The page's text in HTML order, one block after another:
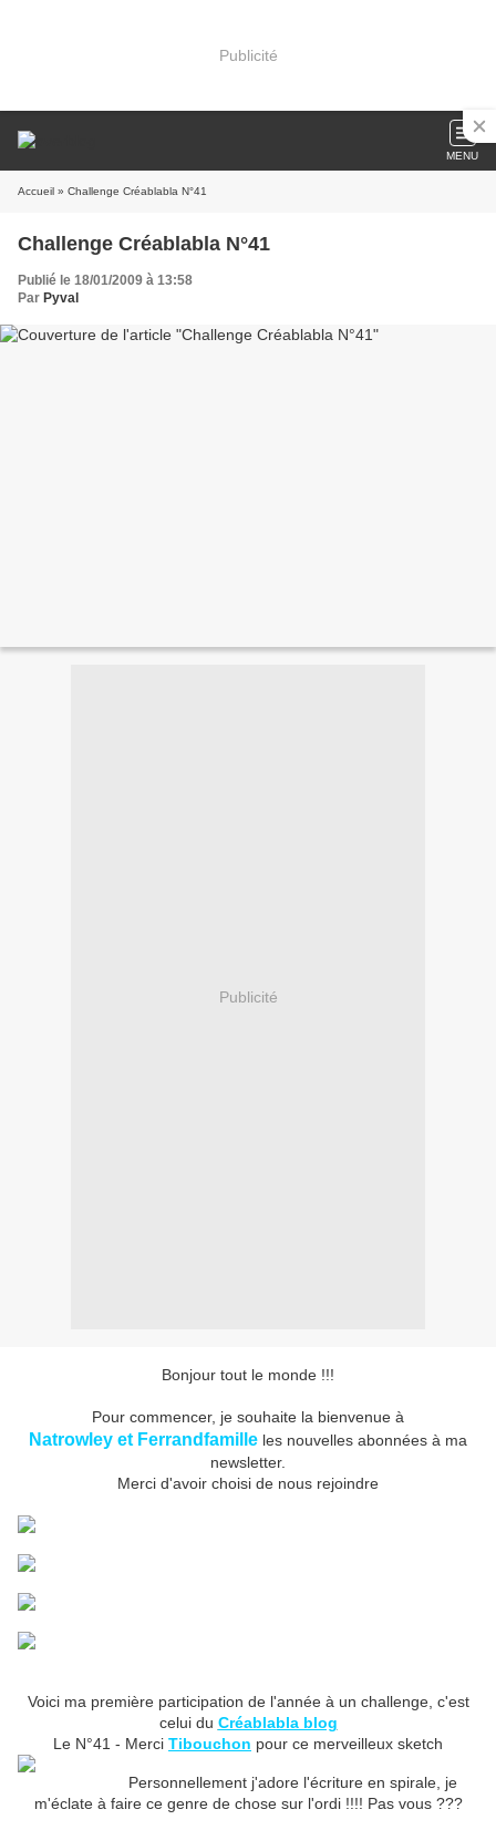
Publicité
MENU
Accueil » Challenge Créablabla N°41
Challenge Créablabla N°41
Publié le 18/01/2009 à 13:58
Par Pyval
Publicité
Bonjour tout le monde !!!
Pour commencer, je souhaite la bienvenue à
Natrowley et Ferrandfamille les nouvelles abonnées à ma
newsletter.
Merci d'avoir choisi de nous rejoindre
Voici ma première participation de l'année à un challenge, c'est
celui du Créablabla blog
Le N°41 - Merci Tibouchon pour ce merveilleux sketch
Personnellement j'adore l'écriture en spirale, je
m'éclate à faire ce genre de chose sur l'ordi !!!! Pas vous ???